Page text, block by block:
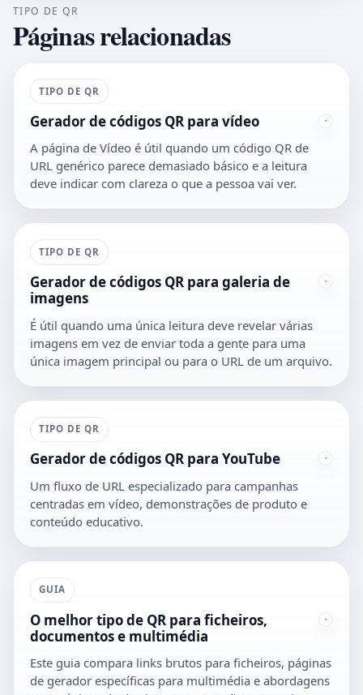
TIPO DE QR
Páginas relacionadas
TIPO DE QR
Gerador de códigos QR para vídeo
A página de Vídeo é útil quando um código QR de
URL genérico parece demasiado básico e a leitura
deve indicar com clareza o que a pessoa vai ver.
TIPO DE QR
Gerador de códigos QR para galeria de
imagens
É útil quando uma única leitura deve revelar várias
imagens em vez de enviar toda a gente para uma
única imagem principal ou para o URL de um arquivo.
TIPO DE QR
Gerador de códigos QR para YouTube
Um fluxo de URL especializado para campanhas
centradas em vídeo, demonstrações de produto e
conteúdo educativo.
GUIA
O melhor tipo de QR para ficheiros,
documentos e multimédia
Este guia compara links brutos para ficheiros, páginas
de gerador específicas para multimédia e abordagens